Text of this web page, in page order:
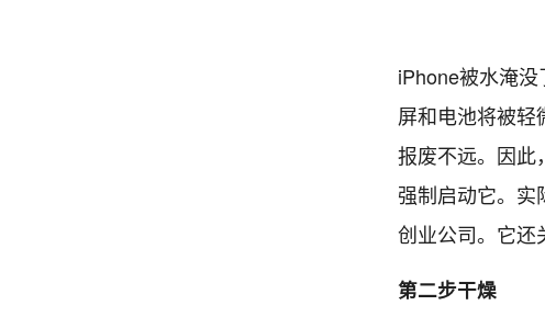
iPhone被水淹
屏和电池将被轻
报废不远。因此
强制启动它。实
创业公司。它还
第二步干燥